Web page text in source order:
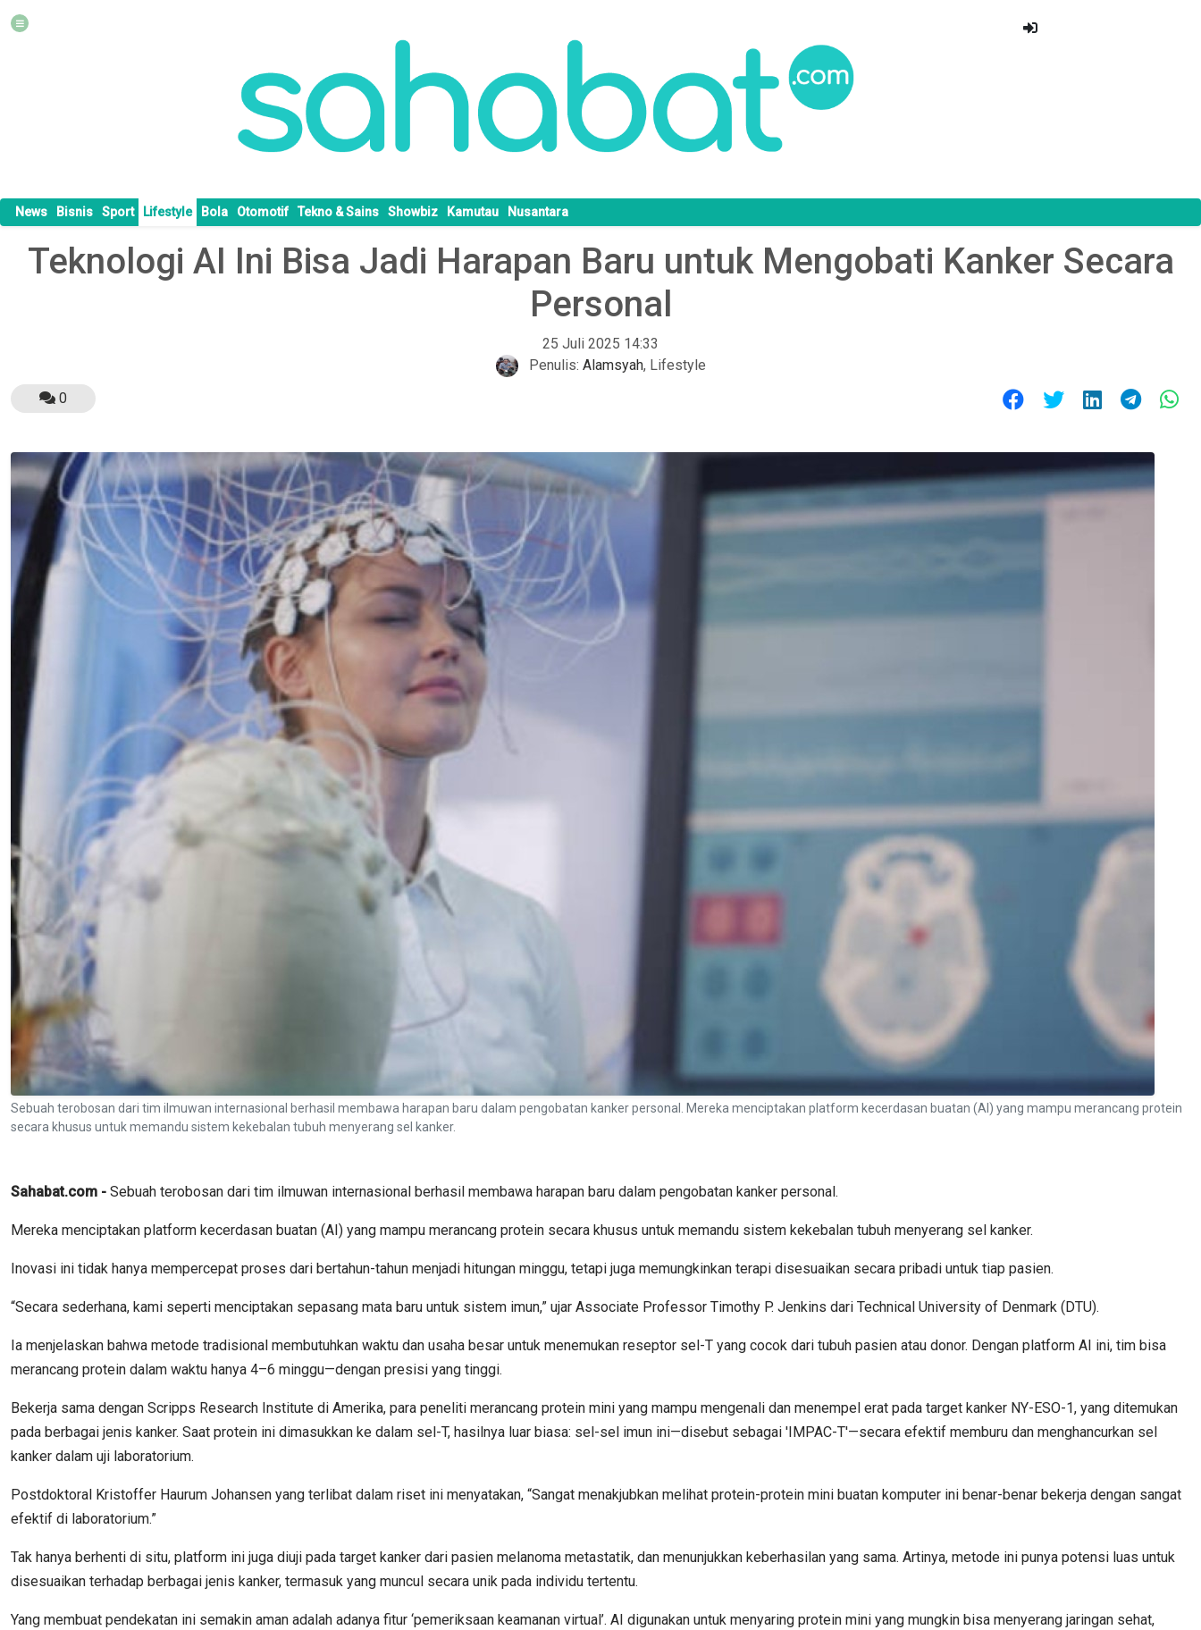
News Bisnis Sport Lifestyle Bola Otomotif Tekno & Sains Showbiz Kamutau Nusantara
Teknologi AI Ini Bisa Jadi Harapan Baru untuk Mengobati Kanker Secara
Personal
25 Juli 2025 14:33
Penulis: Alamsyah, Lifestyle
0
Sebuah terobosan dari tim ilmuwan internasional berhasil membawa harapan baru dalam pengobatan kanker personal. Mereka menciptakan platform kecerdasan buatan (AI) yang mampu merancang protein
secara khusus untuk memandu sistem kekebalan tubuh menyerang sel kanker.
Sahabat.com - Sebuah terobosan dari tim ilmuwan internasional berhasil membawa harapan baru dalam pengobatan kanker personal.
Mereka menciptakan platform kecerdasan buatan (AI) yang mampu merancang protein secara khusus untuk memandu sistem kekebalan tubuh menyerang sel kanker.
Inovasi ini tidak hanya mempercepat proses dari bertahun-tahun menjadi hitungan minggu, tetapi juga memungkinkan terapi disesuaikan secara pribadi untuk tiap pasien.
“Secara sederhana, kami seperti menciptakan sepasang mata baru untuk sistem imun,” ujar Associate Professor Timothy P. Jenkins dari Technical University of Denmark (DTU).
Ia menjelaskan bahwa metode tradisional membutuhkan waktu dan usaha besar untuk menemukan reseptor sel-T yang cocok dari tubuh pasien atau donor. Dengan platform AI ini, tim bisa
merancang protein dalam waktu hanya 4–6 minggu—dengan presisi yang tinggi.
Bekerja sama dengan Scripps Research Institute di Amerika, para peneliti merancang protein mini yang mampu mengenali dan menempel erat pada target kanker NY-ESO-1, yang ditemukan
pada berbagai jenis kanker. Saat protein ini dimasukkan ke dalam sel-T, hasilnya luar biasa: sel-sel imun ini—disebut sebagai 'IMPAC-T'—secara efektif memburu dan menghancurkan sel
kanker dalam uji laboratorium.
Postdoktoral Kristoffer Haurum Johansen yang terlibat dalam riset ini menyatakan, “Sangat menakjubkan melihat protein-protein mini buatan komputer ini benar-benar bekerja dengan sangat
efektif di laboratorium.”
Tak hanya berhenti di situ, platform ini juga diuji pada target kanker dari pasien melanoma metastatik, dan menunjukkan keberhasilan yang sama. Artinya, metode ini punya potensi luas untuk
disesuaikan terhadap berbagai jenis kanker, termasuk yang muncul secara unik pada individu tertentu.
Yang membuat pendekatan ini semakin aman adalah adanya fitur ‘pemeriksaan keamanan virtual’. AI digunakan untuk menyaring protein mini yang mungkin bisa menyerang jaringan sehat,